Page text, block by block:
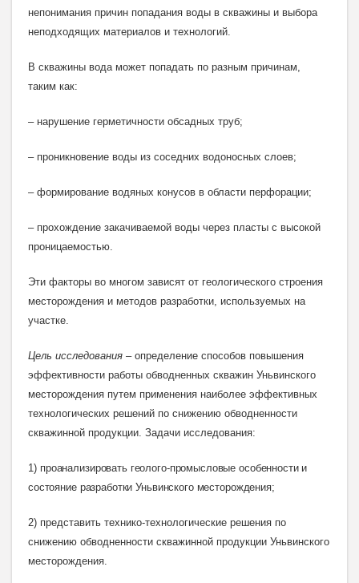
непонимания причин попадания воды в скважины и выбора
неподходящих материалов и технологий.
В скважины вода может попадать по разным причинам,
таким как:
– нарушение герметичности обсадных труб;
– проникновение воды из соседних водоносных слоев;
– формирование водяных конусов в области перфорации;
– прохождение закачиваемой воды через пласты с высокой
проницаемостью.
Эти факторы во многом зависят от геологического строения
месторождения и методов разработки, используемых на
участке.
Цель исследования – определение способов повышения
эффективности работы обводненных скважин Уньвинского
месторождения путем применения наиболее эффективных
технологических решений по снижению обводненности
скважинной продукции. Задачи исследования:
1) проанализировать геолого-промысловые особенности и
состояние разработки Уньвинского месторождения;
2) представить технико-технологические решения по
снижению обводненности скважинной продукции Уньвинского
месторождения.